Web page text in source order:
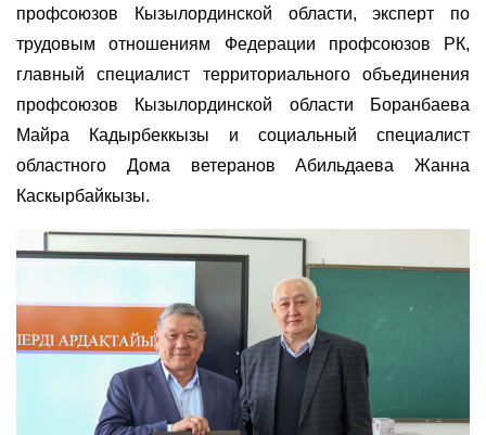
профсоюзов Кызылординской области, эксперт по
трудовым отношениям Федерации профсоюзов РК,
главный специалист территориального объединения
профсоюзов Кызылординской области Боранбаева
Майра Кадырбеккызы и социальный специалист
областного Дома ветеранов Абильдаева Жанна
Каскырбайкызы.